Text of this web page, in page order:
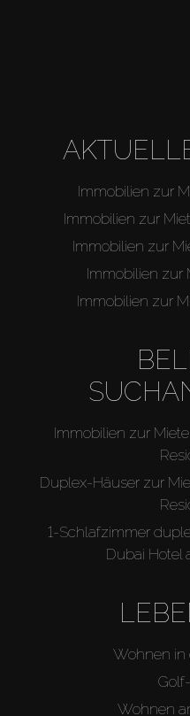
Immobilien zur
Immobilien zur
Immobilien zur
Immobilien zur
Immobilien zur
Immobilien zur
Duplex-Häuser zur
1-Schlafzimmer
Dubai Hotel
Wohnen in
Wohnen